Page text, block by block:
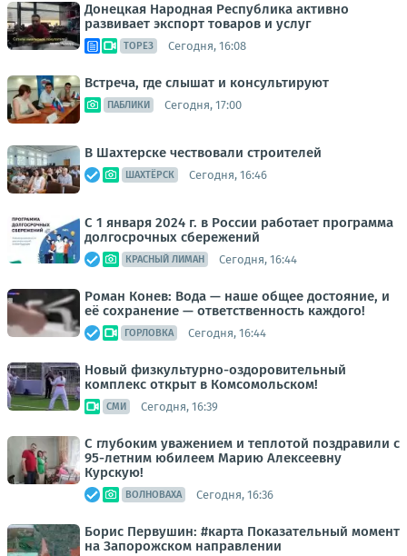
Донецкая Народная Республика активно
развивает экспорт товаров и услуг
ТОРЕЗ Сегодня, 16:08
Встреча, где слышат и консультируют
ПАБЛИКИ Сегодня, 17:00
В Шахтерске чествовали строителей
ШАХТЁРСК Сегодня, 16:46
С 1 января 2024 г. в России работает программа
долгосрочных сбережений
КРАСНЫЙ ЛИМАН Сегодня, 16:44
Роман Конев: Вода — наше общее достояние, и
её сохранение — ответственность каждого!
ГОРЛОВКА Сегодня, 16:44
Новый физкультурно-оздоровительный
комплекс открыт в Комсомольском!
СМИ Сегодня, 16:39
С глубоким уважением и теплотой поздравили с
95-летним юбилеем Марию Алексеевну
Курскую!
ВОЛНОВАХА Сегодня, 16:36
Борис Первушин: #карта Показательный момент
на Запорожском направлении